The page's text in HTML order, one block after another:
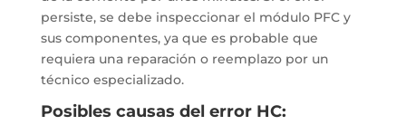
persiste, se debe inspeccionar el módulo PFC y
sus componentes, ya que es probable que
requiera una reparación o reemplazo por un
técnico especializado.
Posibles causas del error HC: